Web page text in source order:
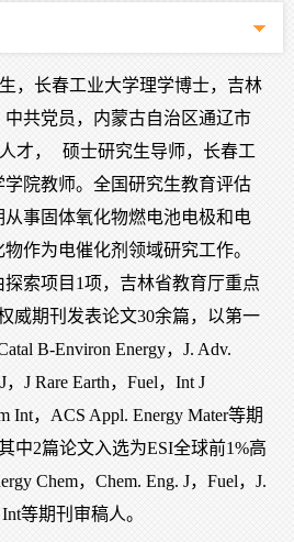
，长春工业大学理学博士，吉林
共党员，内蒙古自治区通辽市
才，
硕士研究生导师， 长春工
院教师。 全国研究生教育评估
事固体氧化物燃电池电极和电
作为电催化剂领域研究工作。
索项目1项，吉林省教育厅重点
威期刊发表论文30余篇，以第一
B-Environ Energy，J. Adv.
，J Rare Earth，Fuel，Int J
Int，ACS Appl. Energy Mater等期
中2篇论文入选为ESI全球前1%高
Chem，Chem. Eng. J，Fuel，‌J.
等期刊审稿人。